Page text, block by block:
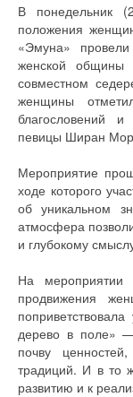
В понедельник
положения
«Эмуна»
женской общины
совместном
женщины
благословений
певицы Ширан
Мероприятие
ходе которого
об уникальном
атмосфера
и глубокому
На мероприятии
продвижения
дерево в поле»
почву
традиций. И в то
развитию и к